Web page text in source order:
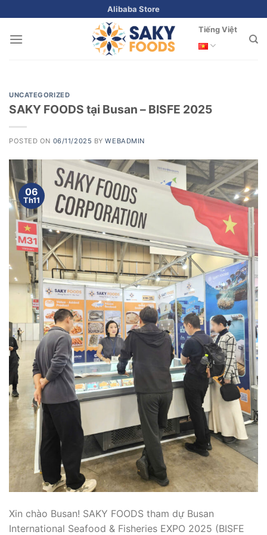
to
content
Alibaba Store
Tiếng Việt
UNCATEGORIZED
SAKY FOODS tại Busan – BISFE 2025
POSTED ON 06/11/2025 BYWEBADMIN
06
Th11
Xin chào Busan! SAKY FOODS tham dự Busan
International Seafood & Fisheries EXPO 2025 (BISFE